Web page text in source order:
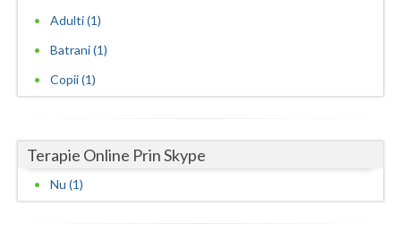
Mures
Neamt
Olt
Salaj
Satu-Mare
Adulti (1)
Batrani (1)
Copii (1)
Terapie Online Prin Skype
Nu (1)